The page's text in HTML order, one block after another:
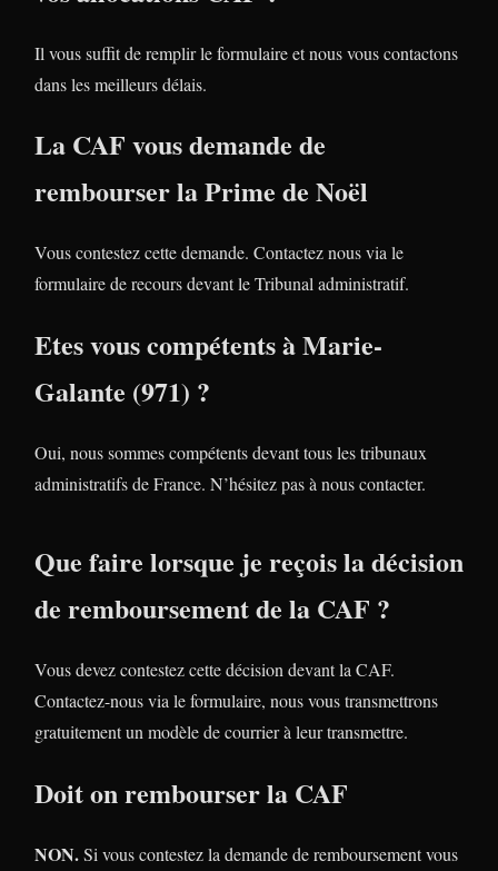
Il vous suffit de remplir le formulaire et nous vous contactons
dans les meilleurs délais.
La CAF vous demande de
rembourser la Prime de Noël
Vous contestez cette demande. Contactez nous via le
formulaire de recours devant le Tribunal administratif.
Etes vous compétents à Marie-
Galante (971) ?
Oui, nous sommes compétents devant tous les tribunaux
administratifs de France. N’hésitez pas à nous contacter.
Que faire lorsque je reçois la décision
de remboursement de la CAF ?
Vous devez contestez cette décision devant la CAF.
Contactez-nous via le formulaire, nous vous transmettrons
gratuitement un modèle de courrier à leur transmettre.
Doit on rembourser la CAF
NON.Si vous contestez la demande de remboursement vous